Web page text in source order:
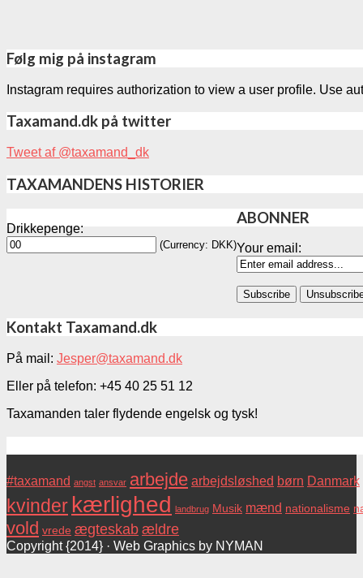
Følg mig på instagram
Instagram requires authorization to view a user profile. Use
Taxamand.dk på twitter
Tweet af @taxamand_dk
TAXAMANDENS HISTORIER
Drikkepenge:
(Currency: DKK)
ABONNER
Your email:
Kontakt Taxamand.dk
På mail: Jesper@taxamand.dk
Eller på telefon: +45 40 25 51 12
Taxamanden taler flydende engelsk og tysk!
#taxamand angst ansvar arbejde arbejdsløshed børn Danmark
kvinder kærlighed landbrug Musik mænd nationalisme
vold vrede ægteskabældre
Copyright {2014} · Web Graphics by NYMAN